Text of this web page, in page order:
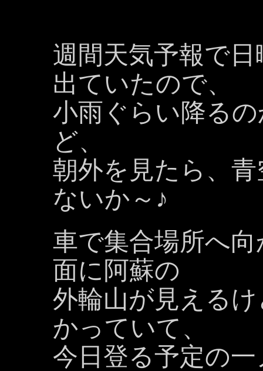
週間天気予報で
出ていたので、
小雨ぐらい降る
ど、
朝外を見たら、
ないか～♪
車で集合場所へ
面に阿蘇の
外輪山が見える
かっていて、
今日登る予定の